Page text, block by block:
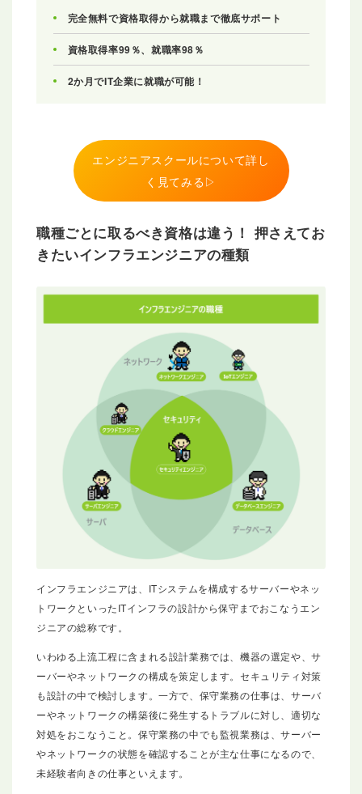
完全無料で資格取得から就職まで徹底サポート
資格取得率99％、就職率98％
2か月でIT企業に就職が可能！
エンジニアスクールについて詳し
く見てみる▷
職種ごとに取るべき資格は違う！ 押さえてお
きたいインフラエンジニアの種類
インフラエンジニアは、ITシステムを構成するサーバーやネッ
トワークといったITインフラの設計から保守までおこなうエン
ジニアの総称です。
いわゆる上流工程に含まれる設計業務では、機器の選定や、サ
ーバーやネットワークの構成を策定します。セキュリティ対策
も設計の中で検討します。一方で、保守業務の仕事は、サーバ
ーやネットワークの構築後に発生するトラブルに対し、適切な
対処をおこなうこと。保守業務の中でも監視業務は、サーバー
やネットワークの状態を確認することが主な仕事になるので、
未経験者向きの仕事といえます。